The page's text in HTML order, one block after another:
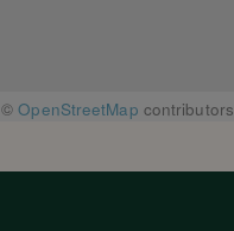
©OpenStreetMap contributors